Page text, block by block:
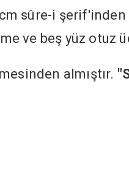
sûre-i
ve beş yüz otuz
almıştır.